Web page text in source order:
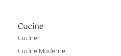
Cucine
Cucine
Cucine Moderne